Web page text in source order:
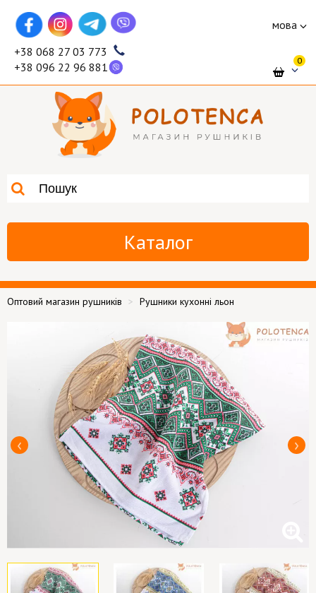
мова
+38 068 27 03 773
+38 096 22 96 881
0
Каталог
Оптовий магазин рушників Рушники кухонні льон